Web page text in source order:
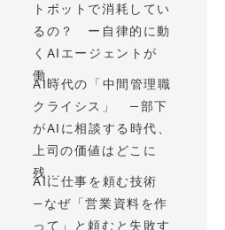
トボットで消耗してい
るの？ ー自律的に動
くAIエージェントが
働...
AI時代の「中間管理職
クライシス」 —部下
がAIに相談する時代、
上司の価値はどこに
残...
AIに仕事を頼む技術
—なぜ「営業資料を作
って」と頼むと失敗す